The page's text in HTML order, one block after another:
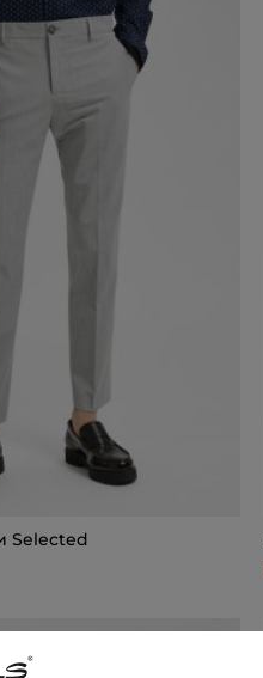
Selected